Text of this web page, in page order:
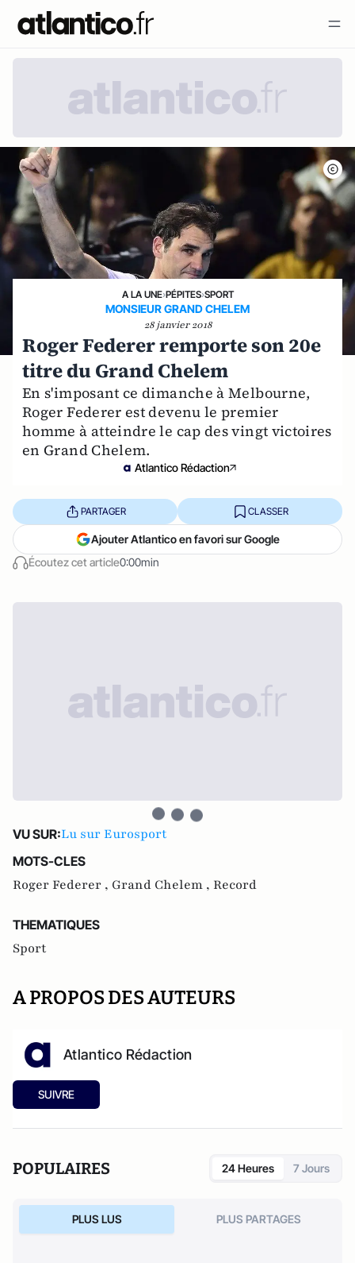
A LA UNE›PÉPITES›SPORT
MONSIEUR GRAND CHELEM
28 janvier 2018
Roger Federer remporte son 20e
titre du Grand Chelem
En s'imposant ce dimanche à Melbourne,
Roger Federer est devenu le premier
homme à atteindre le cap des vingt victoires
en Grand Chelem.
Atlantico Rédaction
Écoutez cet article0:00min
PARTAGER CLASSER
Ajouter Atlantico en favori sur Google
VU SUR:Lu sur Eurosport
MOTS-CLES
Roger Federer , Grand Chelem , Record
THEMATIQUES
Sport
A PROPOS DES AUTEURS
Atlantico Rédaction
SUIVRE
POPULAIRES 24 Heures 7 Jours
PLUS LUS PLUS PARTAGES